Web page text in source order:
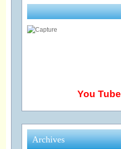
You Tube
Archives